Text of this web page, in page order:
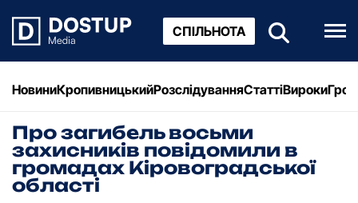
СПІЛЬНОТА
НовиниКропивницькийРозслідуванняСтаттіВироки
Про загибель восьми
захисників повідомили в
громадах Кіровоградської
області